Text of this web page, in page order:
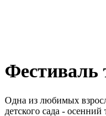
Фестиваль
Одна из любимых
детского сада -